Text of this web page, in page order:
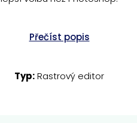
Přečíst popis
Typ:Rastrový editor